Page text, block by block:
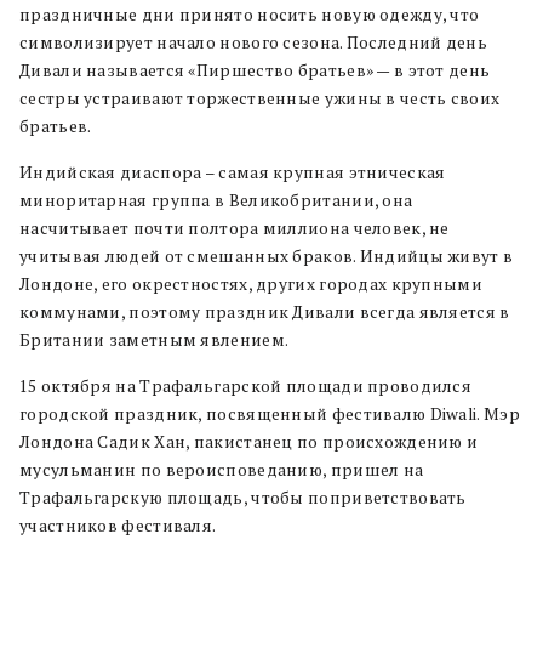
праздничные дни принято носить новую одежду, что
символизирует начало нового сезона. Последний день
Дивали называется «Пиршество братьев» — в этот день
сестры устраивают торжественные ужины в честь своих
братьев.
Индийская диаспора – самая крупная этническая
миноритарная группа в Великобритании, она
насчитывает почти полтора миллиона человек, не
учитывая людей от смешанных браков. Индийцы живут в
Лондоне, его окрестностях, других городах крупными
коммунами, поэтому праздник Дивали всегда является в
Британии заметным явлением.
15 октября на Трафальгарской площади проводился
городской праздник, посвященный фестивалю Diwali. Мэр
Лондона Садик Хан, пакистанец по происхождению и
мусульманин по вероисповеданию, пришел на
Трафальгарскую площадь, чтобы поприветствовать
участников фестиваля.